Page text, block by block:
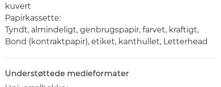
kuvert
Papirkassette:
Tyndt, almindeligt, genbrugspapir, farvet, kraftigt,
Bond (kontraktpapir), etiket, kanthullet, Letterhead
Understøttede medieformater